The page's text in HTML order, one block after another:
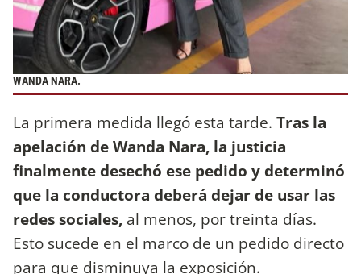
WANDA NARA.
La primera medida llegó esta tarde. Tras la
apelación de Wanda Nara, la justicia
finalmente desechó ese pedido y determinó
que la conductora deberá dejar de usar las
redes sociales, al menos, por treinta días.
Esto sucede en el marco de un pedido directo
para que disminuya la exposición.